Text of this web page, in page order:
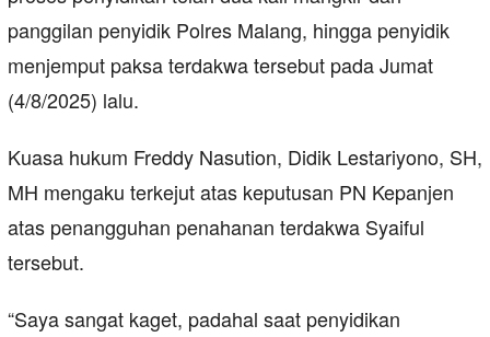
panggilan penyidik Polres Malang, hingga penyidik
menjemput paksa terdakwa tersebut pada Jumat
(4/8/2025) lalu.
Kuasa hukum Freddy Nasution, Didik Lestariyono, SH,
MH mengaku terkejut atas keputusan PN Kepanjen
atas penangguhan penahanan terdakwa Syaiful
tersebut.
“Saya sangat kaget, padahal saat penyidikan